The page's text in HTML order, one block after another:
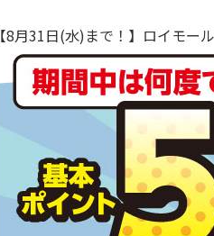
【8月31日(水)まで！】ロイモー